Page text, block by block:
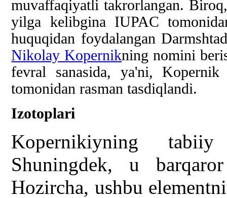
muvaffaqiyatli takrorlangan.
yilga kelibgina IUPAC
huquqidan foydalangan
Nikolay Kopernikning nomini
fevral sanasida, ya'ni,
tomonidan rasman tasdiqlandi.
Izotoplari
Kopernikiyning
Shuningdek, u
Hozircha, ushbu